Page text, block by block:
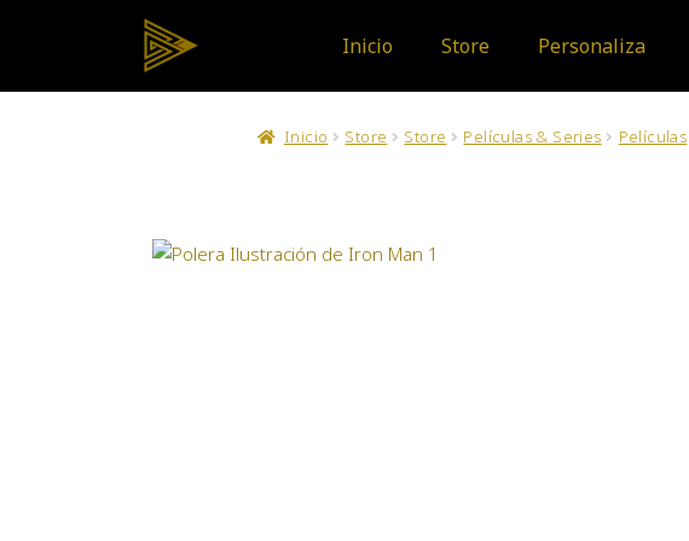
Inicio Store Personaliza
Inicio Store Store Películas & Series Películas